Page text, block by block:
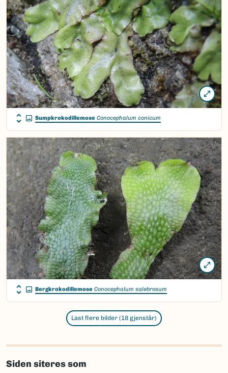
Sumpkrokodillemose Conocephalum conicum
Bergkrokodillemose Conocephalum salebrosum
Last flere bilder (18 gjenstår)
Siden siteres som